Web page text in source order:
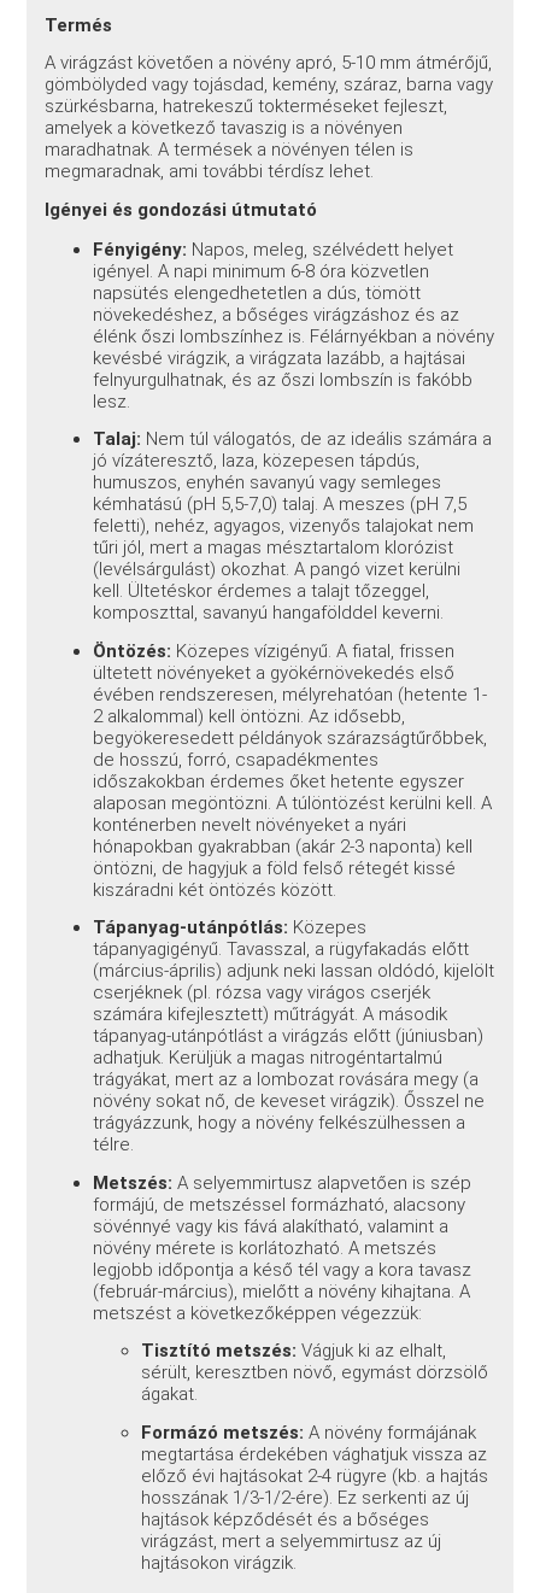
Termés
A virágzást követően a növény apró, 5-10 mm átmérőjű,
gömbölyded vagy tojásdad, kemény, száraz, barna vagy
szürkésbarna, hatrekeszű tokterméseket fejleszt,
amelyek a következő tavaszig is a növényen
maradhatnak. A termések a növényen télen is
megmaradnak, ami további térdísz lehet.
Igényei és gondozási útmutató
Fényigény: Napos, meleg, szélvédett helyet
igényel. A napi minimum 6-8 óra közvetlen
napsütés elengedhetetlen a dús, tömött
növekedéshez, a bőséges virágzáshoz és az
élénk őszi lombszínhez is. Félárnyékban a növény
kevésbé virágzik, a virágzata lazább, a hajtásai
felnyurgulhatnak, és az őszi lombszín is fakóbb
lesz.
Talaj: Nem túl válogatós, de az ideális számára a
jó vízáteresztő, laza, közepesen tápdús,
humuszos, enyhén savanyú vagy semleges
kémhatású (pH 5,5-7,0) talaj. A meszes (pH 7,5
feletti), nehéz, agyagos, vizenyős talajokat nem
tűri jól, mert a magas mésztartalom klorózist
(levélsárgulást) okozhat. A pangó vizet kerülni
kell. Ültetéskor érdemes a talajt tőzeggel,
komposzttal, savanyú hangafölddel keverni.
Öntözés: Közepes vízigényű. A fiatal, frissen
ültetett növényeket a gyökérnövekedés első
évében rendszeresen, mélyrehatóan (hetente 1-
2 alkalommal) kell öntözni. Az idősebb,
begyökeresedett példányok szárazságtűrőbbek,
de hosszú, forró, csapadékmentes
időszakokban érdemes őket hetente egyszer
alaposan megöntözni. A túlöntözést kerülni kell. A
konténerben nevelt növényeket a nyári
hónapokban gyakrabban (akár 2-3 naponta) kell
öntözni, de hagyjuk a föld felső rétegét kissé
kiszáradni két öntözés között.
Tápanyag-utánpótlás: Közepes
tápanyagigényű. Tavasszal, a rügyfakadás előtt
(március-április) adjunk neki lassan oldódó, kijelölt
cserjéknek (pl. rózsa vagy virágos cserjék
számára kifejlesztett) műtrágyát. A második
tápanyag-utánpótlást a virágzás előtt (júniusban)
adhatjuk. Kerüljük a magas nitrogéntartalmú
trágyákat, mert az a lombozat rovására megy (a
növény sokat nő, de keveset virágzik). Ősszel ne
trágyázzunk, hogy a növény felkészülhessen a
télre.
Metszés: A selyemmirtusz alapvetően is szép
formájú, de metszéssel formázható, alacsony
sövénnyé vagy kis fává alakítható, valamint a
növény mérete is korlátozható. A metszés
legjobb időpontja a késő tél vagy a kora tavasz
(február-március), mielőtt a növény kihajtana. A
metszést a következőképpen végezzük:
Tisztító metszés: Vágjuk ki az elhalt,
sérült, keresztben növő, egymást dörzsölő
ágakat.
Formázó metszés: A növény formájának
megtartása érdekében vághatjuk vissza az
előző évi hajtásokat 2-4 rügyre (kb. a hajtás
hosszának 1/3-1/2-ére). Ez serkenti az új
hajtások képződését és a bőséges
virágzást, mert a selyemmirtusz az új
hajtásokon virágzik.